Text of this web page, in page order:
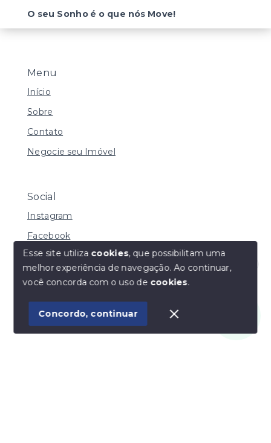
Olá! Estamos disponíveis para te ajudar.
Menu
Início
Sobre
Contato
Negocie seu Imóvel
Social
Instagram
Facebook
© Copyright 2026 - Vila Soluções Imobiliárias - Todos
SITE PARA IMOBILIARIA
O seu Sonho é o que nós Move!
Esse site utiliza cookies, que possibilitam uma
melhor experiência de navegação.Ao continuar,
você concorda com o uso de cookies.
Concordo, continuar